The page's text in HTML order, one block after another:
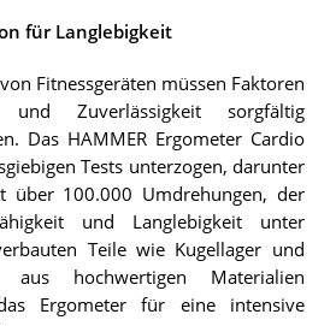
für Langlebigkeit
Fitnessgeräten müssen Faktoren
und Zuverlässigkeit sorgfältig
Das HAMMER Ergometer Cardio
Tests unterzogen, darunter
über 100.000 Umdrehungen, der
und Langlebigkeit unter
Teile wie Kugellager und
aus hochwertigen Materialien
Ergometer für eine intensive